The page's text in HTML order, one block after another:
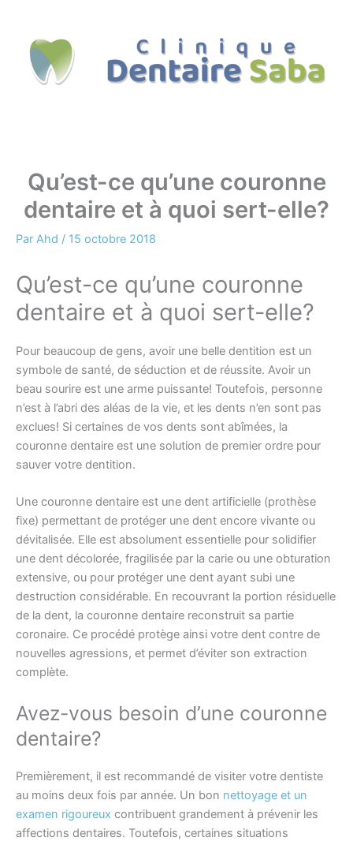
contenu
Qu’est-ce qu’une couronne
dentaire et à quoi sert-elle?
Par Ahd / 15 octobre 2018
Qu’est-ce qu’une couronne
dentaire et à quoi sert-elle?
Pour beaucoup de gens, avoir une belle dentition est un
symbole de santé, de séduction et de réussite. Avoir un
beau sourire est une arme puissante! Toutefois, personne
n’est à l’abri des aléas de la vie, et les dents n’en sont pas
exclues! Si certaines de vos dents sont abîmées, la
couronne dentaire est une solution de premier ordre pour
sauver votre dentition.
Une couronne dentaire est une dent artificielle (prothèse
fixe) permettant de protéger une dent encore vivante ou
dévitalisée. Elle est absolument essentielle pour solidifier
une dent décolorée, fragilisée par la carie ou une obturation
extensive, ou pour protéger une dent ayant subi une
destruction considérable. En recouvrant la portion résiduelle
de la dent, la couronne dentaire reconstruit sa partie
coronaire. Ce procédé protège ainsi votre dent contre de
nouvelles agressions, et permet d’éviter son extraction
complète.
Avez-vous besoin d’une couronne
dentaire?
Premièrement, il est recommandé de visiter votre dentiste
au moins deux fois par année. Un bon nettoyage et un
examen rigoureux contribuent grandement à prévenir les
affections dentaires. Toutefois, certaines situations